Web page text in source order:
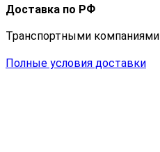
Доставка по РФ
Транспортными компаниями
Полные условия доставки